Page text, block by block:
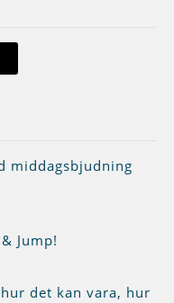
middagsbjudning
Jump!
det kan vara, hur